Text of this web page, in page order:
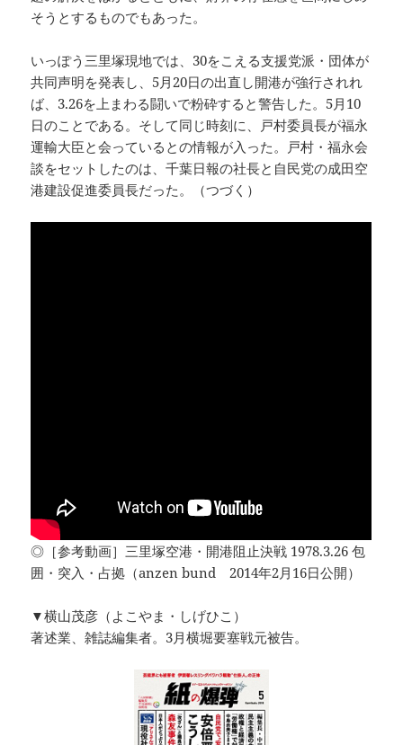
そうとするものでもあった。
いっぽう三里塚現地では、30をこえる支援党派・団体が
共同声明を発表し、5月20日の出直し開港が強行されれ
ば、3.26を上まわる闘いで粉砕すると警告した。5月10
日のことである。そして同じ時刻に、戸村委員長が福永
運輸大臣と会っているとの情報が入った。戸村・福永会
談をセットしたのは、千葉日報の社長と自民党の成田空
港建設促進委員長だった。（つづく）
◎［参考動画］三里塚空港・開港阻止決戦 1978.3.26 包
囲・突入・占拠（anzen bund 2014年2月16日公開）
▼横山茂彦（よこやま・しげひこ）
著述業、雑誌編集者。3月横堀要塞戦元被告。